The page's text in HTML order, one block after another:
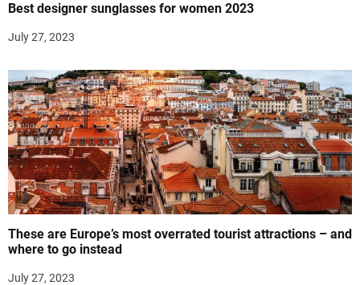
Best designer sunglasses for women 2023
July 27, 2023
These are Europe’s most overrated tourist attractions – and
where to go instead
July 27, 2023